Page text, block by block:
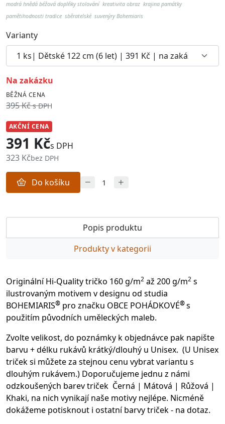
modrá hnědá béžová doplňky stolování kreativita obraz krajina památky
pamětihodnosti tradice sběratelské suvenýry Bohemiaris
Varianty
na zakázku
BĚŽNÁ CENA
395 Kč s DPH
AKČNÍ CENA
391 Kčs DPH
323 Kčbez DPH
Do košíku
Popis produktu
Produkty v kategorii
Originální Hi-Quality tričko 160 g/m2 až 200 g/m2 s
ilustrovaným motivem v designu od studia
BOHEMIARIS® pro značku OBCE POHÁDKOVÉ®s
použitím původních uměleckých maleb.
Zvolte velikost, do poznámky k objednávce pak napište
barvu + délku rukávů krátký/dlouhý u Unisex. (U Unisex
triček si můžete za stejnou cenu vybrat variantu s
dlouhým rukávem.) Doporučujeme jednu z námi
odzkoušených barev triček Černá | Mátová | Růžová |
Khaki, na nich vynikají naše motivy nejlépe. Nicméně
dokážeme potisknout i ostatní barvy triček - na dotaz.